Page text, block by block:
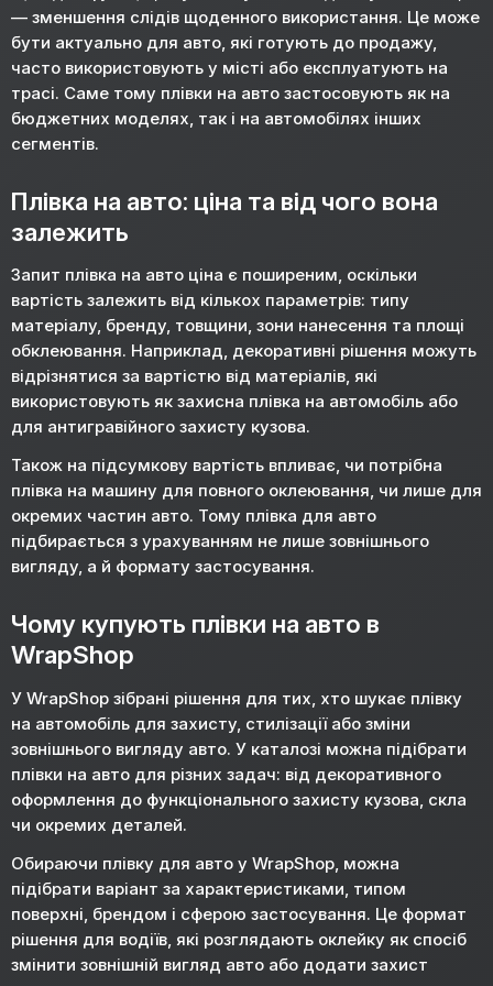
— зменшення слідів щоденного використання. Це може
бути актуально для авто, які готують до продажу,
часто використовують у місті або експлуатують на
трасі. Саме тому плівки на авто застосовують як на
бюджетних моделях, так і на автомобілях інших
сегментів.
Плівка на авто: ціна та від чого вона
залежить
Запит плівка на авто ціна є поширеним, оскільки
вартість залежить від кількох параметрів: типу
матеріалу, бренду, товщини, зони нанесення та площі
обклеювання. Наприклад, декоративні рішення можуть
відрізнятися за вартістю від матеріалів, які
використовують як захисна плівка на автомобіль або
для антигравійного захисту кузова.
Також на підсумкову вартість впливає, чи потрібна
плівка на машину для повного оклеювання, чи лише для
окремих частин авто. Тому плівка для авто
підбирається з урахуванням не лише зовнішнього
вигляду, а й формату застосування.
Чому купують плівки на авто в
WrapShop
У WrapShop зібрані рішення для тих, хто шукає плівку
на автомобіль для захисту, стилізації або зміни
зовнішнього вигляду авто. У каталозі можна підібрати
плівки на авто для різних задач: від декоративного
оформлення до функціонального захисту кузова, скла
чи окремих деталей.
Обираючи плівку для авто у WrapShop, можна
підібрати варіант за характеристиками, типом
поверхні, брендом і сферою застосування. Це формат
рішення для водіїв, які розглядають оклейку як спосіб
змінити зовнішній вигляд авто або додати захист